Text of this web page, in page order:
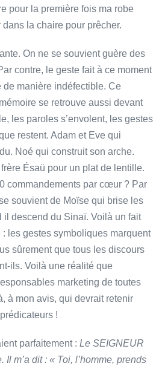
pour la première fois ma robe
la chaire pour prêcher.
On ne se souvient guère des
contre, le geste fait à ce moment
de manière indéfectible. Ce
se retrouve aussi devant
les paroles s’envolent, les gestes
restent. Adam et Eve qui
Noé qui construit son arche.
Ésaü pour un plat de lentille.
commandements par cœur ? Par
souvient de Moïse qui brise les
il descend du Sinaï. Voilà un fait
les gestes symboliques marquent
sûrement que tous les discours
ils. Voilà une réalité que
marketing de toutes
à mon avis, qui devrait retenir
!
parfaitement : Le SEIGNEUR
Il m’a dit : « Toi, l’homme, prends